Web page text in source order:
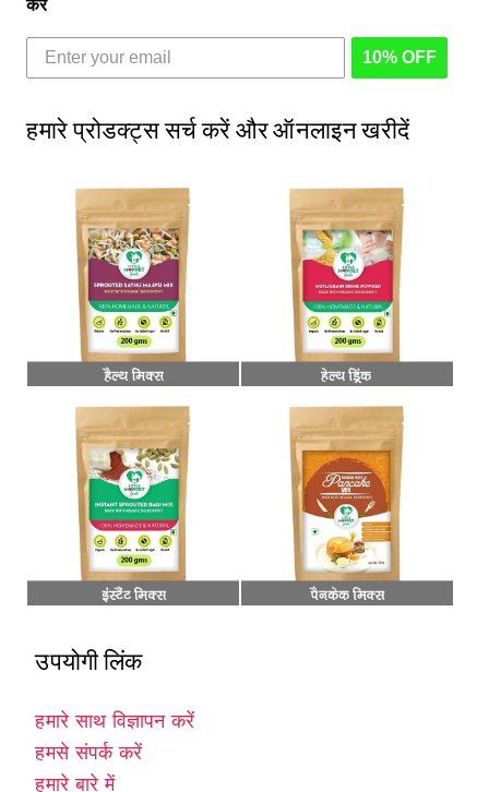
करें
10% OFF
हमारे प्रोडक्ट्स सर्च करें और ऑनलाइन खरीदें
उपयोगी लिंक
हमारे साथ विज्ञापन करें
हमसे संपर्क करें
हमारे बारे में